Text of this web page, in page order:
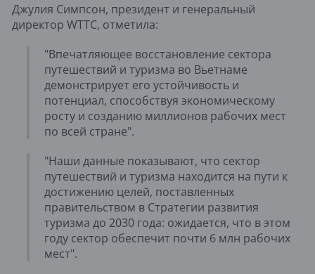
Джулия Симпсон, президент и генеральный
директор WTTC, отметила:
"Впечатляющее восстановление сектора
путешествий и туризма во Вьетнаме
демонстрирует его устойчивость и
потенциал, способствуя экономическому
росту и созданию миллионов рабочих мест
по всей стране".
"Наши данные показывают, что сектор
путешествий и туризма находится на пути к
достижению целей, поставленных
правительством в Стратегии развития
туризма до 2030 года: ожидается, что в этом
году сектор обеспечит почти 6 млн рабочих
мест".